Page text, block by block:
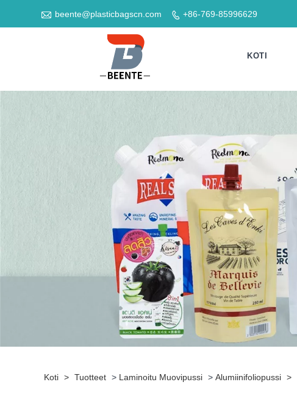
 beente@plasticbagscn.com  +86-769-85996629
KOTI
Koti > Tuotteet > Laminoitu Muovipussi > Alumiinifoliopussi >